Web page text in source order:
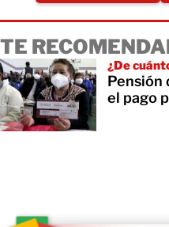
TE
¿De
Pensión
el pago